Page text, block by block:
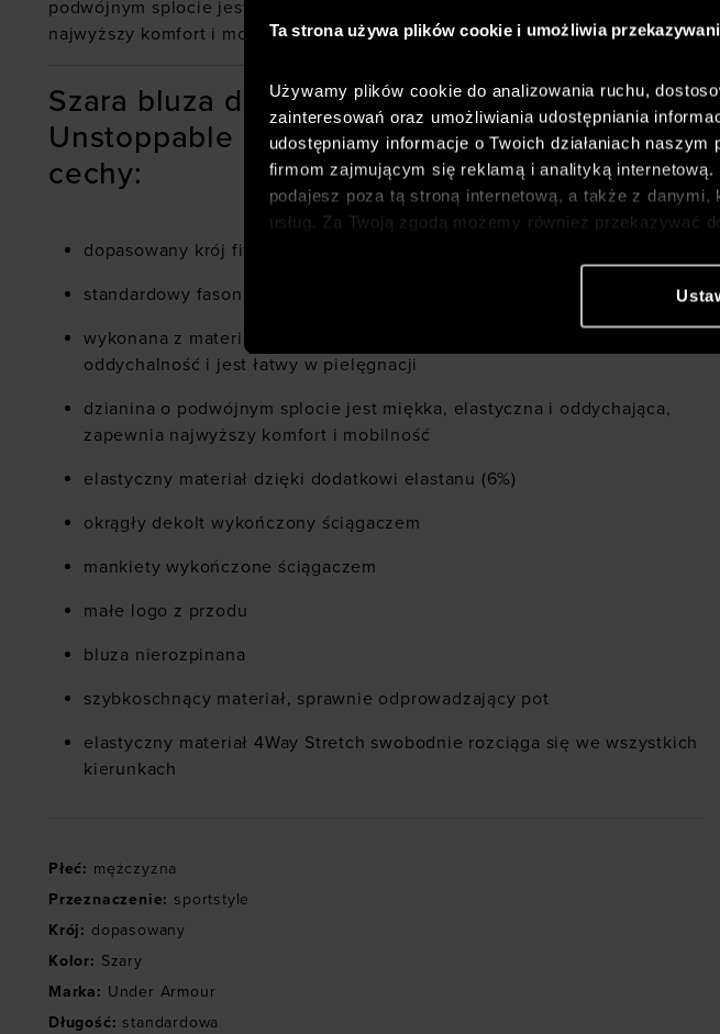
Ta strona używa plików cookie i umożliwia
Używamy plików cookie do analizowania ruchu,
zainteresowań oraz umożliwiania udostępniania
udostępniamy informacje o Twoich działaniach
firmom zajmującym się reklamą i analityką
podajesz poza tą stroną internetową, a także z
usług. Za Twoją zgodą możemy również przekazywać
społecznościowych). Szczegółowe informacje
podwójnym splocie jest miękka, elastyczna i oddychająca, zapewnia
najwyższy komfort i mobilność
Szara bluza dresowa męska bez kaptura UA
Unstoppable Flc Crew Eu - szczegółowe
cechy:
dopasowany krój fitted, który dobrze przylega do sylwetki
standardowy fason o długości do bioder
wykonana z materiału syntetycznego, który zapewnia trwałość,
oddychalność i jest łatwy w pielęgnacji
dzianina o podwójnym splocie jest miękka, elastyczna i oddychająca,
zapewnia najwyższy komfort i mobilność
elastyczny materiał dzięki dodatkowi elastanu (6%)
okrągły dekolt wykończony ściągaczem
mankiety wykończone ściągaczem
małe logo z przodu
bluza nierozpinana
szybkoschnący materiał, sprawnie odprowadzający pot
elastyczny materiał 4Way Stretch swobodnie rozciąga się we wszystkich
kierunkach
Płeć: mężczyzna
Przeznaczenie: sportstyle
Krój: dopasowany
Kolor: Szary
Marka: Under Armour
Długość: standardowa